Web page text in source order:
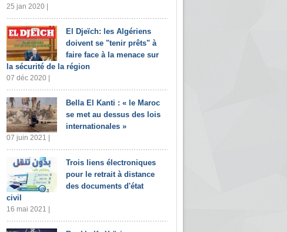
25 jan 2020 |
El Djeïch: les Algériens
doivent se "tenir prêts" à
faire face à la menace sur
la sécurité de la région
07 déc 2020 |
Bella El Kanti : « le Maroc
se met au dessus des lois
internationales »
07 juin 2021 |
Trois liens électroniques
pour le retrait à distance
des documents d'état
civil
16 mai 2021 |